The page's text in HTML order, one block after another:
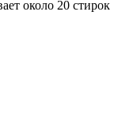
около 20 стирок